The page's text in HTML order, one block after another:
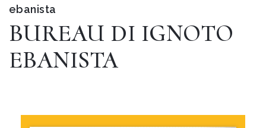
ebanista
BUREAU DI IGNOTO
EBANISTA